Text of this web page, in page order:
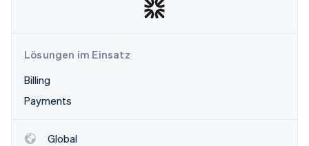
Stripe-Sessions 2026
Lösungen im Einsatz
Billing
Payments
Global